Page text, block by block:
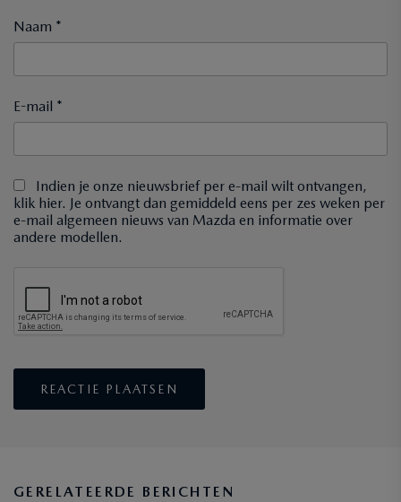
Naam *
E-mail *
Indien je onze nieuwsbrief per e-mail wilt ontvangen,
klik hier. Je ontvangt dan gemiddeld eens per zes weken per
e-mail algemeen nieuws van Mazda en informatie over
andere modellen.
GERELATEERDE BERICHTEN